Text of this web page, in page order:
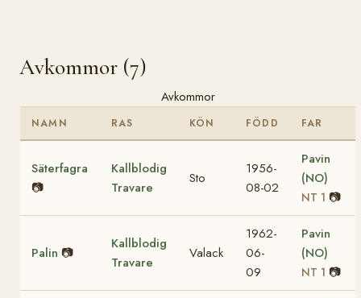
Avkommor (7)
Avkommor
NAMN RAS KÖN FÖDD FAR
Säterfagra
📷
Kallblodig
Travare
Sto
1956-
08-02
Pavin
(NO)
NT 1 📷
Palin 📷
Kallblodig
Travare
Valack
1962-
06-
09
Pavin
(NO)
NT 1 📷